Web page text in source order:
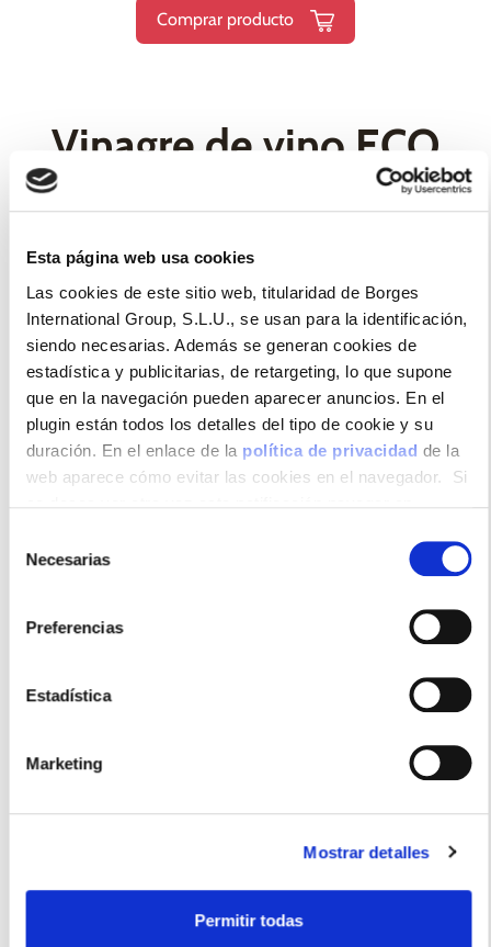
Esta página web usa cookies
Las cookies de este sitio web, titularidad de Borges
International Group, S.L.U., se usan para la identificación,
siendo necesarias. Además se generan cookies de
estadística y publicitarias, de retargeting, lo que supone
que en la navegación pueden aparecer anuncios. En el
plugin están todos los detalles del tipo de cookie y su
duración. En el enlace de la política de privacidad de la
web aparece cómo evitar las cookies en el navegador. Si
habiendo aceptado las cookies de analytics, Google
permite conocer algunos hábitos de navegación que no le
Necesarias
Preferencias
Estadística
Marketing
Mostrar detalles
Permitir todas
Comprar producto
Vinagre de vino ECO
Monodosis
Ideal para la preparación o sazonado de todo tipo
de alimentos, en procesos de encurtido, aliños,
vinagretas y otros aderezos.
Formatos disponibles